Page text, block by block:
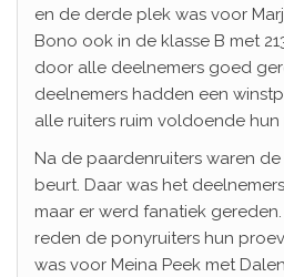
en de derde plek was voor
Bono ook in de klasse B met
door alle deelnemers goed
deelnemers hadden een
alle ruiters ruim voldoende
Na de paardenruiters waren
beurt. Daar was het
maar er werd fanatiek
reden de ponyruiters hun
was voor Meina Peek met